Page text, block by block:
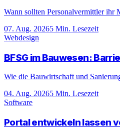
Wann sollten Personalvermittler ihr
07. Aug. 20265 Min. Lesezeit
Webdesign
BFSG im Bauwesen:
Wie die Bauwirtschaft und
04. Aug. 20265 Min. Lesezeit
Software
Portal entwickeln lassen